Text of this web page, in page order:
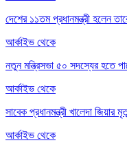
দেশের ১১তম প্রধানমন্ত্রী হলেন
আর্কাইভ থেকে
নতুন মন্ত্রিসভা ৫০ সদস্যের হতে
আর্কাইভ থেকে
সাবেক প্রধানমন্ত্রী খালেদা জিয়ার
আর্কাইভ থেকে